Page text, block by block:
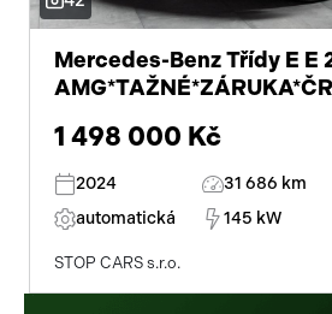
panoramatická střecha
střešní šíbr el.
7x airbag
Mercedes-Benz Třídy E E
1 498 000 Kč
2024 31 686 km
automatická
145 kW
STOP CARS s.r.o.